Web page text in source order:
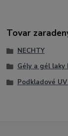
Tovar
NECHTY
Gély a gél laky
Podkladové